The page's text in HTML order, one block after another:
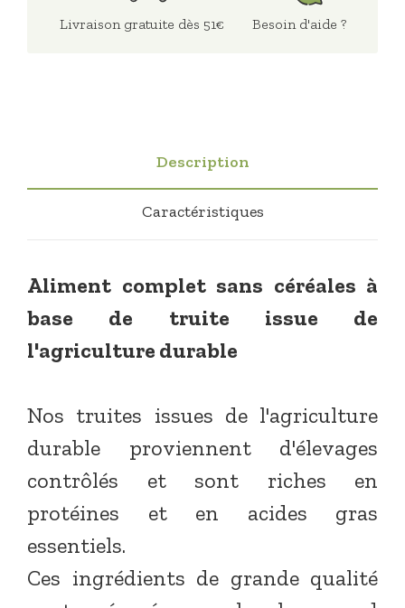
Livraison gratuite dès 51€ Besoin d'aide ?
Description
Caractéristiques
Aliment complet sans céréales à
base de truite issue de
l'agriculture durable
Nos truites issues de l'agriculture
durable proviennent d'élevages
contrôlés et sont riches en
protéines et en acides gras
essentiels.
Ces ingrédients de grande qualité